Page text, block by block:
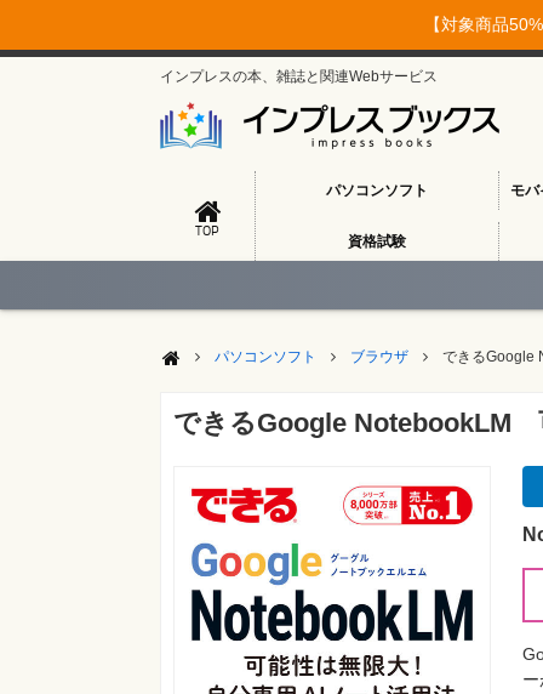
【対象商品
インプレスの本、雑誌と関連Webサービス
TOP
パソコンソフト モ
資格試験
パソコンソフト ブラウザ できるGoogle
できるGoogle NotebookLM